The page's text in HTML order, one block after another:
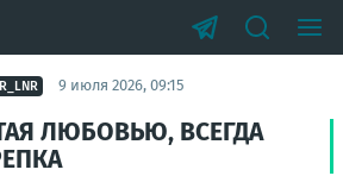
9 июля 2026, 09:15
ЛЮБОВЬЮ, ВСЕГДА